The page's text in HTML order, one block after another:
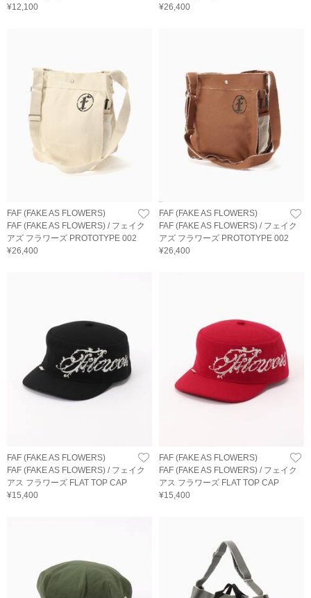
¥12,100
¥26,400
FAF (FAKE AS FLOWERS)
FAF (FAKE AS FLOWERS) / フェイク
アズ フラワーズ PROTOTYPE 002
¥26,400
FAF (FAKE AS FLOWERS)
FAF (FAKE AS FLOWERS) / フェイク
アズ フラワーズ PROTOTYPE 002
¥26,400
FAF (FAKE AS FLOWERS)
FAF (FAKE AS FLOWERS) / フェイク
アス フラワーズ FLAT TOP CAP
¥15,400
FAF (FAKE AS FLOWERS)
FAF (FAKE AS FLOWERS) / フェイク
アス フラワーズ FLAT TOP CAP
¥15,400